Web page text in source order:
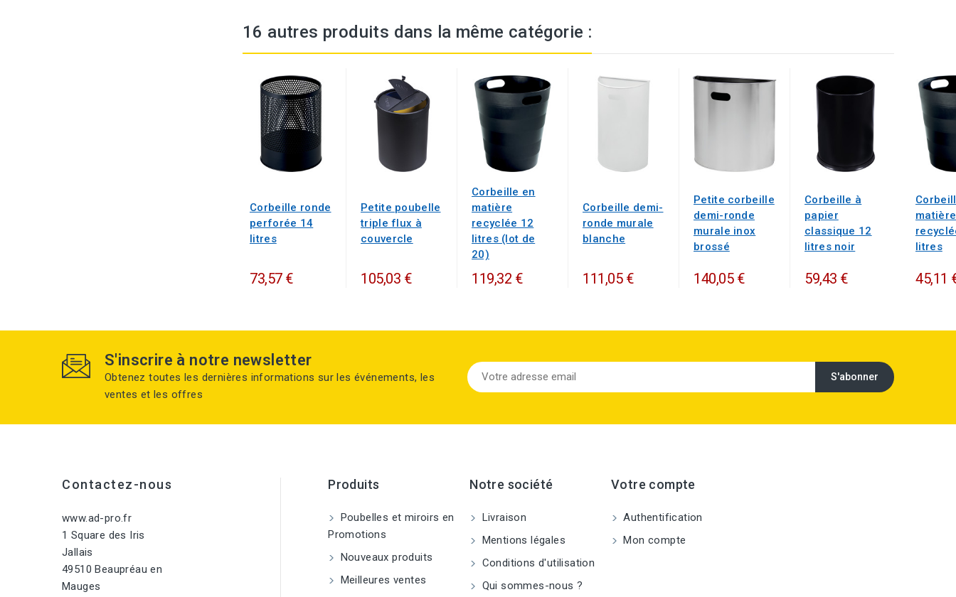
16 autres produits dans la même catégorie :
Corbeille ronde
perforée 14
litres
73,57 €
Petite poubelle
triple flux à
couvercle
105,03 €
Corbeille en
matière
recyclée 12
litres (lot de
20)
119,32 €
Corbeille demi-
ronde murale
blanche
111,05 €
Petite corbeille
demi-ronde
murale inox
brossé
140,05 €
Corbeille à
papier
classique 12
litres noir
59,43 €
matière
litres
45,11
S'inscrire à notre newsletter
Obtenez toutes les dernières informations sur les événements, les
ventes et les offres
Contactez-nous
www.ad-pro.fr
1 Square des Iris
Jallais
49510 Beaupréau en
Mauges
Produits
Poubelles et miroirs en
Promotions
Nouveaux produits
Meilleures ventes
Notre société
Livraison
Mentions légales
Conditions d'utilisation
Qui sommes-nous ?
Votre compte
Authentification
Mon compte